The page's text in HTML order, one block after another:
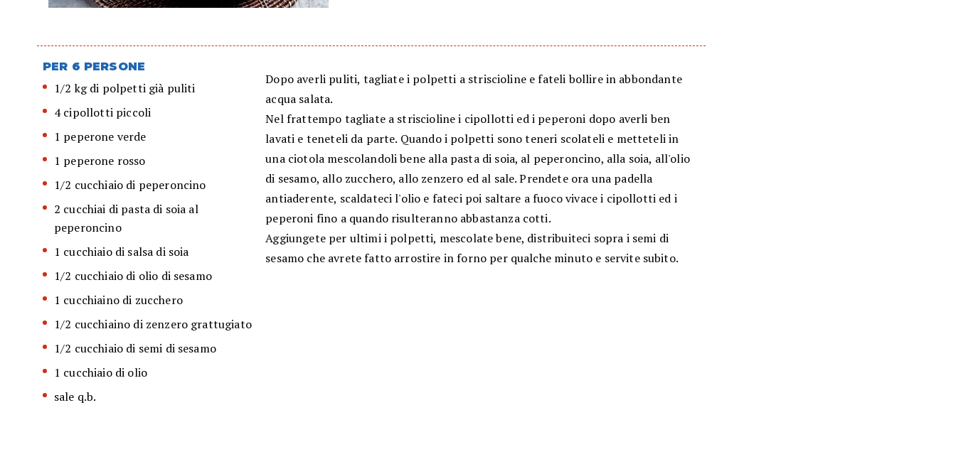
PER 6 PERSONE
1/2 kg di polpetti già puliti
4 cipollotti piccoli
1 peperone verde
1 peperone rosso
1/2 cucchiaio di peperoncino
2 cucchiai di pasta di soia al
peperoncino
1 cucchiaio di salsa di soia
1/2 cucchiaio di olio di sesamo
1 cucchiaino di zucchero
1/2 cucchiaino di zenzero grattugiato
1/2 cucchiaio di semi di sesamo
1 cucchiaio di olio
sale q.b.
Dopo averli puliti, tagliate i polpetti a striscioline e fateli bollire in abbondante
acqua salata.
Nel frattempo tagliate a striscioline i cipollotti ed i peperoni dopo averli ben
lavati e teneteli da parte. Quando i polpetti sono teneri scolateli e metteteli in
una ciotola mescolandoli bene alla pasta di soia, al peperoncino, alla soia, all'olio
di sesamo, allo zucchero, allo zenzero ed al sale. Prendete ora una padella
antiaderente, scaldateci l'olio e fateci poi saltare a fuoco vivace i cipollotti ed i
peperoni fino a quando risulteranno abbastanza cotti.
Aggiungete per ultimi i polpetti, mescolate bene, distribuiteci sopra i semi di
sesamo che avrete fatto arrostire in forno per qualche minuto e servite subito.